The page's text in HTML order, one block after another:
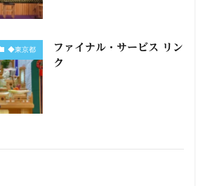
◆東京都
ファイナル・サービス リン
ク